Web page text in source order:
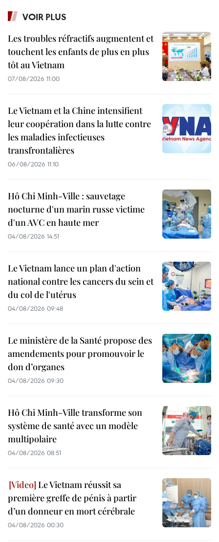
VOIR PLUS
Les troubles réfractifs augmentent et
touchent les enfants de plus en plus
tôt au Vietnam
07/08/2026 11:00
Le Vietnam et la Chine intensifient
leur coopération dans la lutte contre
les maladies infectieuses
transfrontalières
06/08/2026 11:10
Hô Chi Minh-Ville : sauvetage
nocturne d'un marin russe victime
d'un AVC en haute mer
04/08/2026 14:51
Le Vietnam lance un plan d'action
national contre les cancers du sein et
du col de l'utérus
04/08/2026 09:48
Le ministère de la Santé propose des
amendements pour promouvoir le
don d’organes
04/08/2026 09:30
Hô Chi Minh-Ville transforme son
système de santé avec un modèle
multipolaire
04/08/2026 08:51
Le Vietnam réussit sa
première greffe de pénis à partir
d’un donneur en mort cérébrale
04/08/2026 00:30